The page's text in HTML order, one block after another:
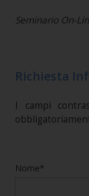
Seminario On-
Richiesta
I campi
Nome*